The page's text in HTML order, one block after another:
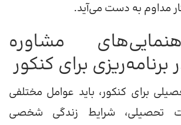
مداوم به ‌دست می‌آید.
مشاوره
برای کنکور
برای کنکور، باید عوامل مختلفی
تحصیلی، شرایط زندگی شخصی